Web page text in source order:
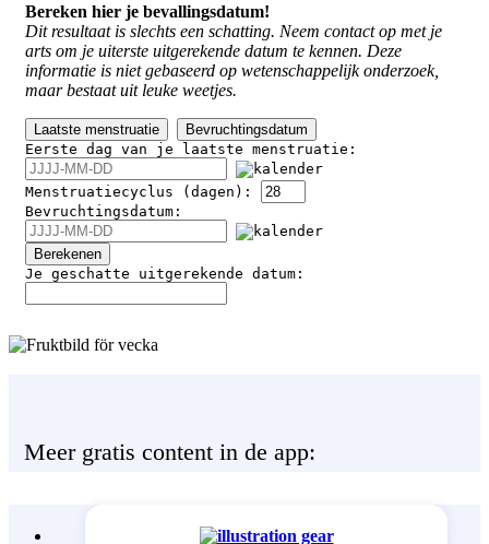
Bereken hier je bevallingsdatum!
Dit resultaat is slechts een schatting. Neem contact op met je
arts om je uiterste uitgerekende datum te kennen. Deze
informatie is niet gebaseerd op wetenschappelijk onderzoek,
maar bestaat uit leuke weetjes.
Laatste menstruatie
Bevruchtingsdatum
Eerste dag van je laatste menstruatie:
Menstruatiecyclus (dagen):
Bevruchtingsdatum:
Berekenen
Je geschatte uitgerekende datum:
Meer gratis content in de app: